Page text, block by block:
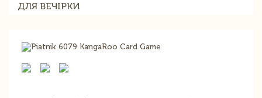
ДЛЯ ВЕЧІРКИ